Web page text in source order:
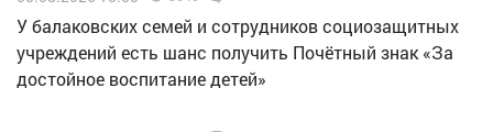
У балаковских семей и сотрудников социозащитных
учреждений есть шанс получить Почётный знак «За
достойное воспитание детей»